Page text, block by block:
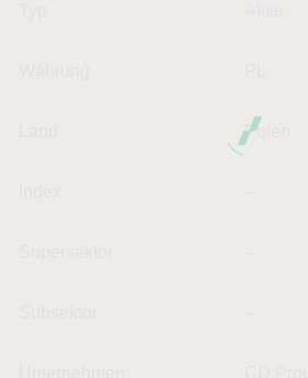
Polen